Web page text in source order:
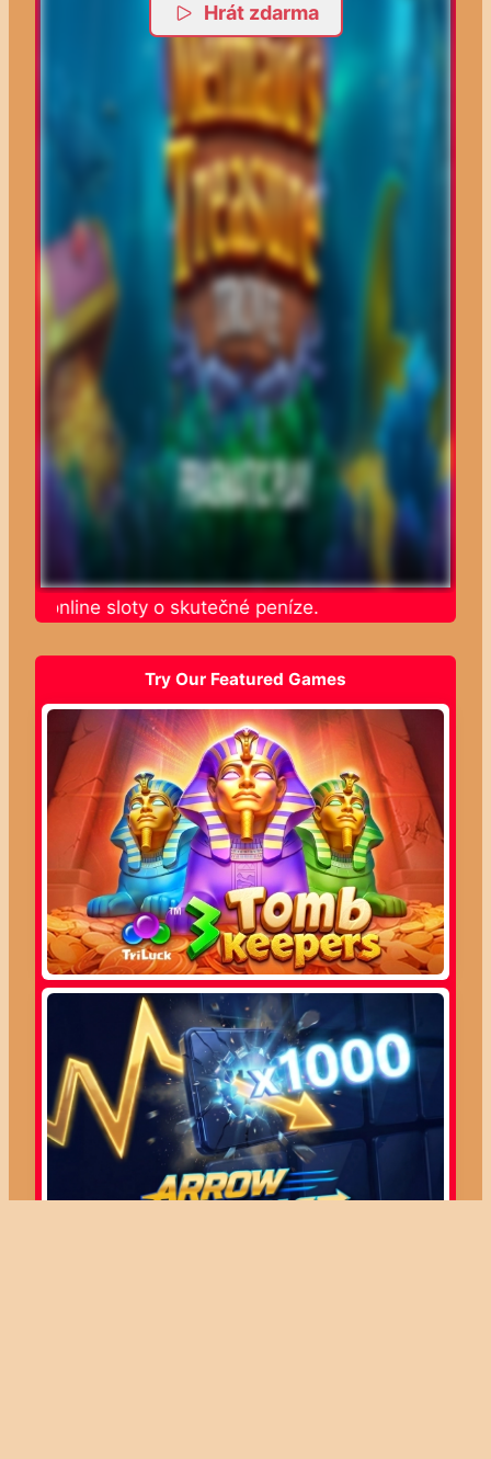
Hrát zdarma
online sloty o skutečné peníze.
Try Our Featured Games